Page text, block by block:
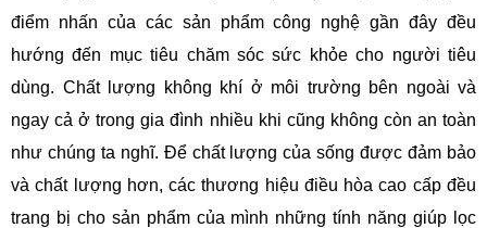
điểm nhấn của các sản phẩm công nghệ gần đây đều
hướng đến mục tiêu chăm sóc sức khỏe cho người tiêu
dùng. Chất lượng không khí ở môi trường bên ngoài và
ngay cả ở trong gia đình nhiều khi cũng không còn an toàn
như chúng ta nghĩ. Để chất lượng của sống được đảm bảo
và chất lượng hơn, các thương hiệu điều hòa cao cấp đều
trang bị cho sản phẩm của mình những tính năng giúp lọc